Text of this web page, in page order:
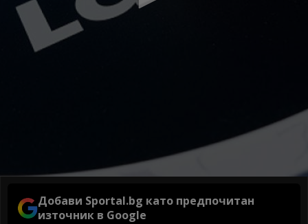
Добави Sportal.bg като предпочитан
източник в Google